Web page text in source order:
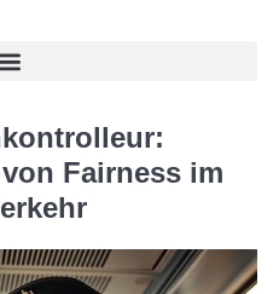
Fairness im